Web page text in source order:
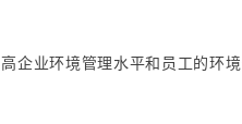
高企业环境管理水平和员工的环